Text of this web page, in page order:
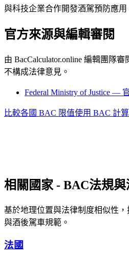
與科技企業合作開發酒駕預防應
官方來源與編輯審閱
由 BacCalculator.online 編輯團隊
不構成法律意見。
Federal Ministry of Justice —
比較各國 BAC 限值使用 BAC 計
相關國家 - BAC法規
基於地理位置與法律制度相似性
與酒後駕車規範。
法國